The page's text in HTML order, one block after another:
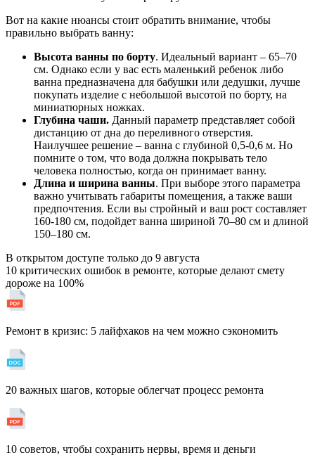
Вот на какие нюансы стоит обратить внимание, чтобы
правильно выбрать ванну:
Высота ванны по борту. Идеальный вариант – 65–70
см. Однако если у вас есть маленький ребенок либо
ванна предназначена для бабушки или дедушки, лучше
покупать изделие с небольшой высотой по борту, на
миниатюрных ножках.
Глубина чаши. Данный параметр представляет собой
дистанцию от дна до переливного отверстия.
Наилучшее решение – ванна с глубиной 0,5-0,6 м. Но
помните о том, что вода должна покрывать тело
человека полностью, когда он принимает ванну.
Длина и ширина ванны. При выборе этого параметра
важно учитывать габариты помещения, а также ваши
предпочтения. Если вы стройный и ваш рост составляет
160-180 см, подойдет ванна шириной 70–80 см и длиной
150–180 см.
В открытом доступе только до 9 августа
10 критических ошибок в ремонте, которые делают смету
дороже на 100%
Ремонт в кризис: 5 лайфхаков на чем можно сэкономить
20 важных шагов, которые облегчат процесс ремонта
10 советов, чтобы сохранить нервы, время и деньги